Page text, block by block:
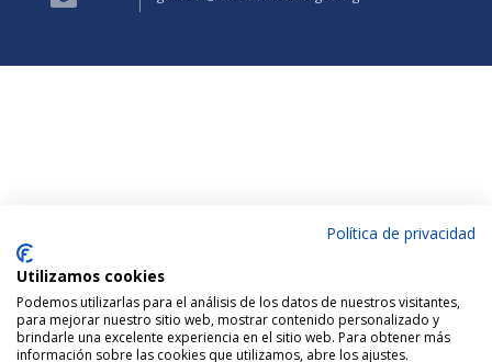
Política de privacidad
Utilizamos cookies
Podemos utilizarlas para el análisis de los datos de nuestros visitantes,
para mejorar nuestro sitio web, mostrar contenido personalizado y
brindarle una excelente experiencia en el sitio web. Para obtener más
información sobre las cookies que utilizamos, abre los ajustes.